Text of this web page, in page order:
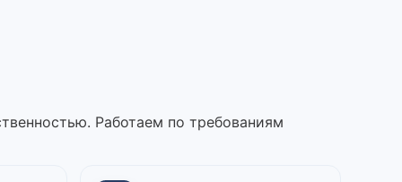
Работаем по требованиям